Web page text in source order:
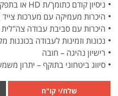
ניסיון קודם כתומך/ת HD או בתפקיד דומה – חובה
היכרות מעמיקה עם מערכות
היכרות עם סביבת עבודה צה"לית
נכונות וזמינות לעבודה בכוננות
רישיון נהיגה – חובה
סיווג ביטחוני בתוקף – יתרון
שלח/י קו"ח